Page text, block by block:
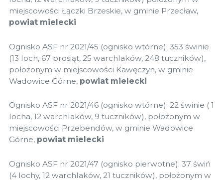
miejscowości Łączki Brzeskie, w gminie Przecław,
powiat mielecki
Ognisko ASF nr 2021/45 (ognisko wtórne): 353 świnie
(13 loch, 67 prosiąt, 25 warchlaków, 248 tuczników),
położonym w miejscowości Kawęczyn, w gminie
Wadowice Górne, powiat mielecki
Ognisko ASF nr 2021/46 (ognisko wtórne): 22 świnie ( 1
locha, 12 warchlaków, 9 tuczników), położonym w
miejscowości Przebendów, w gminie Wadowice
Górne, powiat mielecki
Ognisko ASF nr 2021/47 (ognisko pierwotne): 37 świń
(4 lochy, 12 warchlaków, 21 tuczników), położonym w